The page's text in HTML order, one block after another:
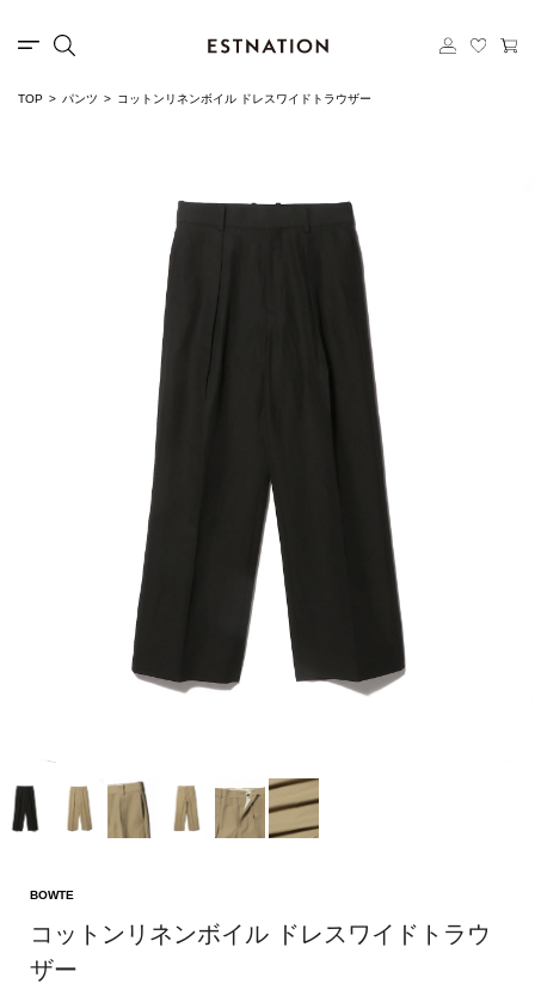
TOP パンツ コットンリネンボイル ドレスワイドトラウザー
BOWTE
コットンリネンボイル ドレスワイドトラウ
ザー